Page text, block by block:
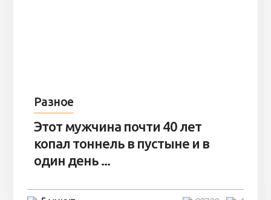
Разное
Этот мужчина почти 40 лет
копал тоннель в пустыне и в
один день ...